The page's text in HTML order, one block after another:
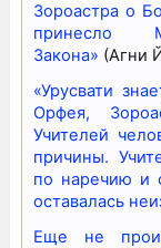
Зороастра о
принесло
Закона» (Агни
«Урусвати
Орфея,
Учителей
причины.
по наречию и
оставалась
Еще не